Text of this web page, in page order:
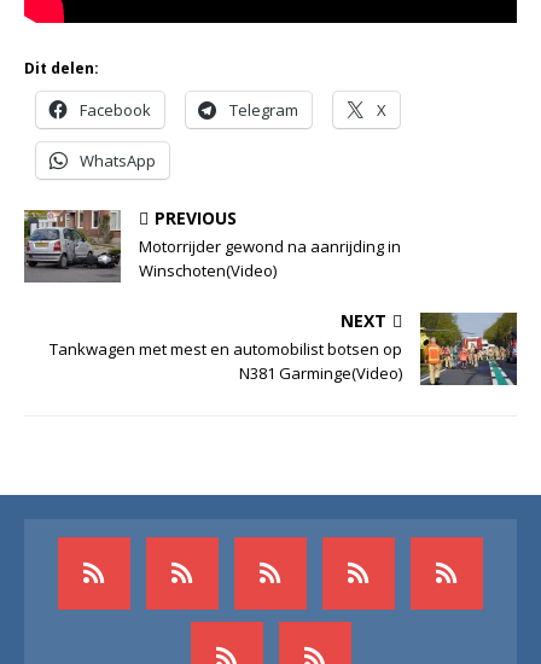
Dit delen:
Facebook Telegram X
WhatsApp
PREVIOUS
Motorrijder gewond na aanrijding in
Winschoten(Video)
NEXT
Tankwagen met mest en automobilist botsen op
N381 Garminge(Video)